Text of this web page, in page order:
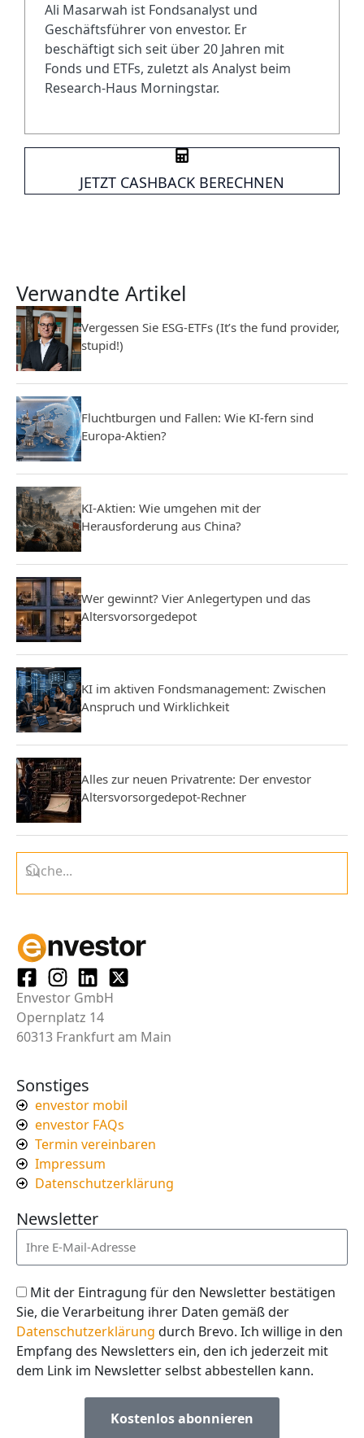
Ali Masarwah ist Fondsanalyst und
Geschäftsführer von envestor. Er
beschäftigt sich seit über 20 Jahren mit
Fonds und ETFs, zuletzt als Analyst beim
Research-Haus Morningstar.
JETZT CASHBACK BERECHNEN
Verwandte Artikel
Vergessen Sie ESG-ETFs (It’s the fund provider,
stupid!)
Fluchtburgen und Fallen: Wie KI-fern sind
Europa-Aktien?
KI-Aktien: Wie umgehen mit der
Herausforderung aus China?
Wer gewinnt? Vier Anlegertypen und das
Altersvorsorgedepot
KI im aktiven Fondsmanagement: Zwischen
Anspruch und Wirklichkeit
Alles zur neuen Privatrente: Der envestor
Altersvorsorgedepot-Rechner
Envestor GmbH
Opernplatz 14
60313 Frankfurt am Main
Sonstiges
envestor mobil
envestor FAQs
Termin vereinbaren
Impressum
Datenschutzerklärung
Newsletter
Mit der Eintragung für den Newsletter bestätigen
Sie, die Verarbeitung ihrer Daten gemäß der
Datenschutzerklärung durch Brevo. Ich willige in den
Empfang des Newsletters ein, den ich jederzeit mit
dem Link im Newsletter selbst abbestellen kann.
Kostenlos abonnieren